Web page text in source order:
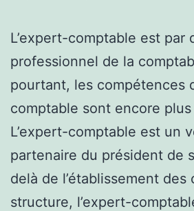
L’expert-comptable est par
professionnel de la
pourtant, les compétences
comptable sont encore plus
L’expert-comptable est un
partenaire du président de
delà de l’établissement des
structure, l’expert-